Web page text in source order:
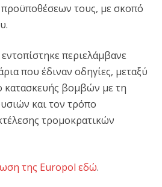
τους, με σκοπό
περιελάμβανε
που έδιναν οδηγίες, μεταξύ
κατασκευής βομβών με τη
και τον τρόπο
τρομοκρατικών
της Europol εδώ.